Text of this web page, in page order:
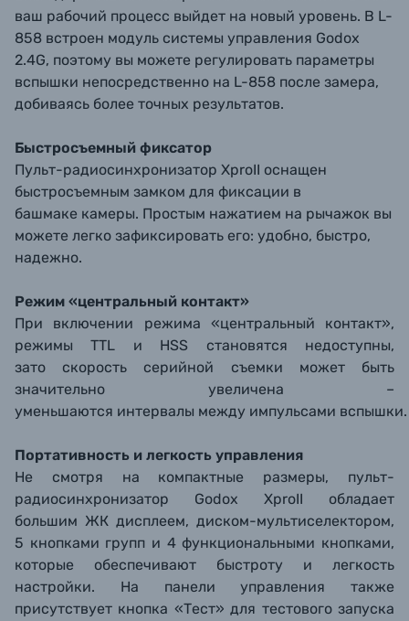
ваш рабочий процесс выйдет на новый уровень. В L-
858 встроен модуль системы управления Godox
2.4G, поэтому вы можете регулировать параметры
вспышки непосредственно на L-858 после замера,
добиваясь более точных результатов.
Быстросъемный фиксатор
Пульт-радиосинхронизатор XproII оснащен
быстросъемным замком для фиксации в
башмаке камеры. Простым нажатием на рычажок вы
можете легко зафиксировать его: удобно, быстро,
надежно.
Режим «центральный контакт»
При включении режима «центральный контакт»,
режимы TTL и HSS становятся недоступны,
зато скорость серийной съемки может быть
значительно увеличена –
уменьшаются интервалы между импульсами
Портативность и легкость управления
Не смотря на компактные размеры, пульт-
радиосинхронизатор Godox XproII обладает
большим ЖК дисплеем, диском-мультиселектором,
5 кнопками групп и 4 функциональными кнопками,
которые обеспечивают быстроту и легкость
настройки. На панели управления также
присутствует кнопка «Тест» для тестового запуска